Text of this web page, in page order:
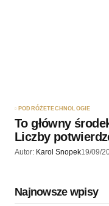
PODRÓŻETECHNOLOGIE
To główny
Liczby
Autor: Karol Snopek19/09/
Najnowsze wpisy